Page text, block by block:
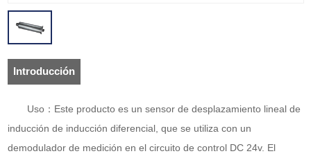
Introducción
Uso：Este producto es un sensor de desplazamiento lineal de
inducción de inducción diferencial, que se utiliza con un
demodulador de medición en el circuito de control DC 24v. El